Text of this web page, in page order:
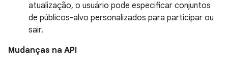
atualização, o usuário pode especificar conjuntos
de públicos-alvo personalizados para participar ou
sair.
Mudanças na API